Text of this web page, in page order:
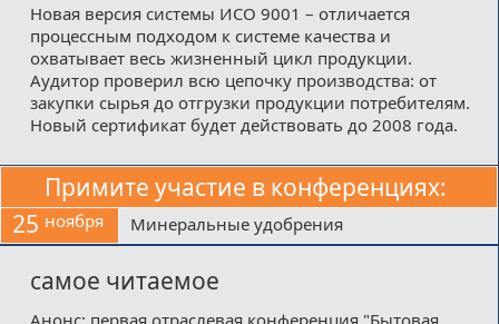
Новая версия системы ИСО 9001 – отличается
процессным подходом к системе качества и
охватывает весь жизненный цикл продукции.
Аудитор проверил всю цепочку производства: от
закупки сырья до отгрузки продукции потребителям.
Новый сертификат будет действовать до 2008 года.
Примите участие в конференциях:
25 ноября Минеральные удобрения
самое читаемое